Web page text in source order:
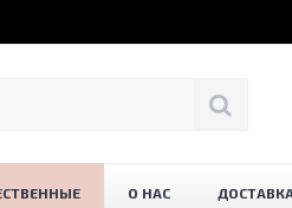
О НАС